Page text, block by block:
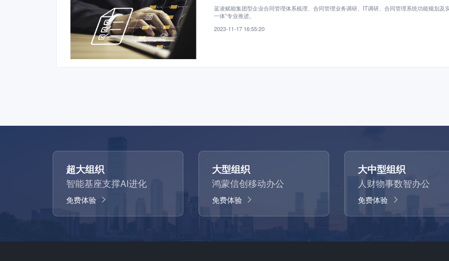
蓝凌赋能集团型企业合同管理体系梳理、合同管理业务调研、IT调研、合同管理系统功能规划及
一体”专业推进。
2023-11-17 16:55:20
超大组织
智能基座支撑AI进化
免费体验
大型组织
鸿蒙信创移动办公
免费体验
大中型组织
人财物事数智办公
免费体验